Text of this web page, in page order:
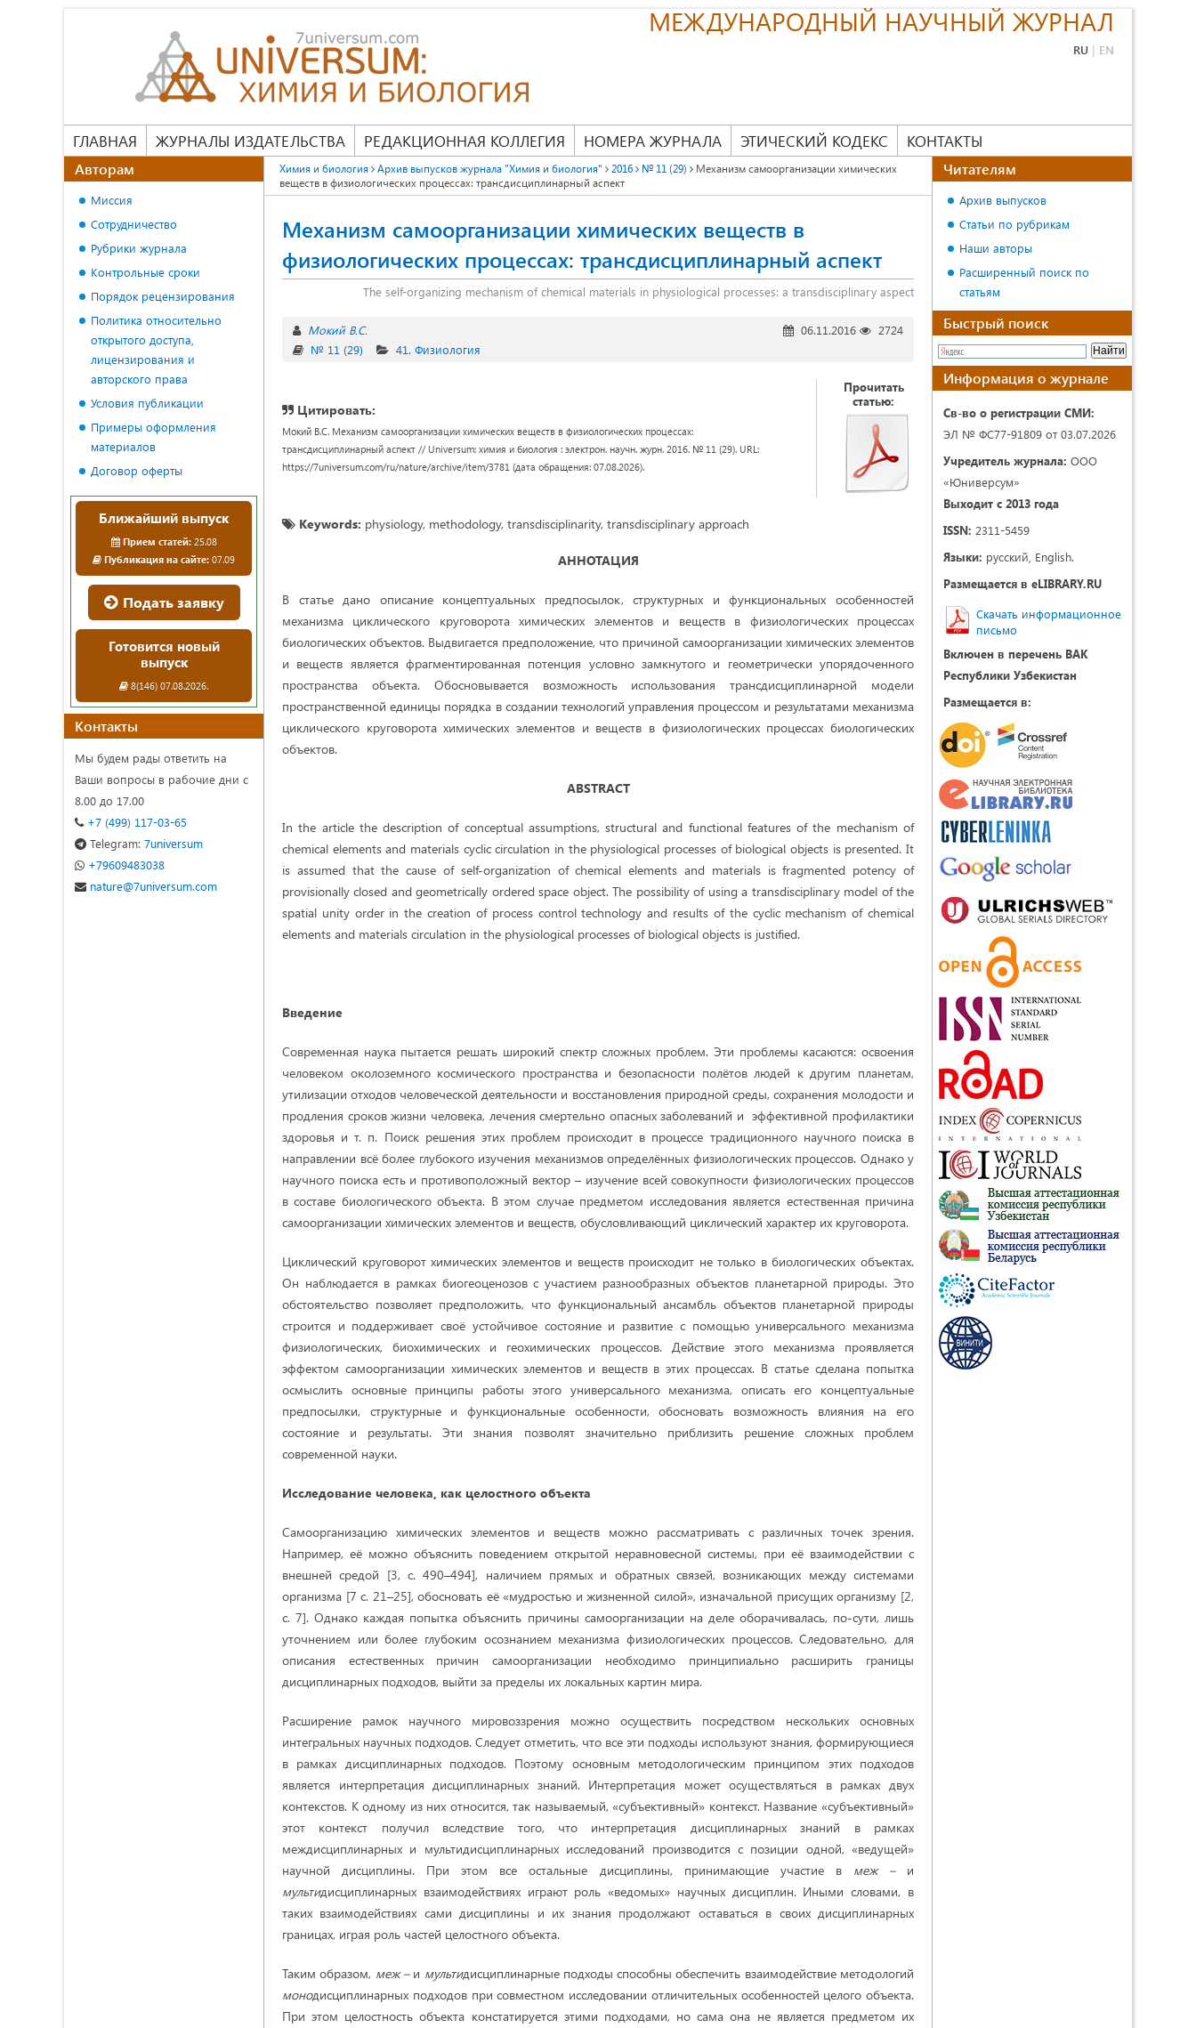
МЕЖДУНАРОДНЫЙ НАУЧНЫЙ ЖУРНАЛ
RU | EN
ГЛАВНАЯ ЖУРНАЛЫ ИЗДАТЕЛЬСТВА РЕДАКЦИОННАЯ КОЛЛЕГИЯ НОМЕРА ЖУРНАЛА ЭТИЧЕСКИЙ КОДЕКС КОНТАКТЫ
Химия и биология Архив выпусков журнала "Химия и биология" 2016 № 11 (29)
Механизм самоорганизации химических
веществ в физиологических процессах: трансдисциплинарный аспект
Механизм самоорганизации химических веществ в
физиологических процессах: трансдисциплинарный аспект
The self-organizing mechanism of chemical materials in physiological processes: a transdisciplinary aspect
Мокий В.С. 06.11.2016
2724
№ 11 (29)
41. Физиология
Цитировать:
Мокий В.С. Механизм самоорганизации химических веществ в физиологических процессах:
трансдисциплинарный аспект // Universum: химия и биология : электрон. научн. журн. 2016. № 11 (29). URL:
https://7universum.com/ru/nature/archive/item/3781 (дата обращения: 07.08.2026).
Прочитать
статью:
Keywords: physiology, methodology, transdisciplinarity, transdisciplinary approach
АННОТАЦИЯ
В статье дано описание концептуальных предпосылок, структурных и функциональных особенностей
механизма циклического круговорота химических элементов и веществ в физиологических процессах
биологических объектов. Выдвигается предположение, что причиной самоорганизации химических элементов
и веществ является фрагментированная потенция условно замкнутого и геометрически упорядоченного
пространства объекта. Обосновывается возможность использования трансдисциплинарной модели
пространственной единицы порядка в создании технологий управления процессом и результатами механизма
циклического круговорота химических элементов и веществ в физиологических процессах биологических
объектов.
ABSTRACT
In the article the description of conceptual assumptions, structural and functional features of the mechanism of
chemical elements and materials cyclic circulation in the physiological processes of biological objects is presented. It
is assumed that the cause of self-organization of chemical elements and materials is fragmented potency of
provisionally closed and geometrically ordered space object. The possibility of using a transdisciplinary model of the
spatial unity order in the creation of process control technology and results of the cyclic mechanism of chemical
elements and materials circulation in the physiological processes of biological objects is justified.
Введение
Современная наука пытается решать широкий спектр сложных проблем. Эти проблемы касаются: освоения
человеком околоземного космического пространства и безопасности полётов людей к другим планетам,
утилизации отходов человеческой деятельности и восстановления природной среды, сохранения молодости и
продления сроков жизни человека, лечения смертельно опасных заболеваний и эффективной профилактики
здоровья и т. п. Поиск решения этих проблем происходит в процессе традиционного научного поиска в
направлении всё более глубокого изучения механизмов определённых физиологических процессов. Однако у
научного поиска есть и противоположный вектор – изучение всей совокупности физиологических процессов
в составе биологического объекта. В этом случае предметом исследования является естественная причина
самоорганизации химических элементов и веществ, обусловливающий циклический характер их круговорота.
Циклический круговорот химических элементов и веществ происходит не только в биологических объектах.
Он наблюдается в рамках биогеоценозов с участием разнообразных объектов планетарной природы. Это
обстоятельство позволяет предположить, что функциональный ансамбль объектов планетарной природы
строится и поддерживает своё устойчивое состояние и развитие с помощью универсального механизма
физиологических, биохимических и геохимических процессов. Действие этого механизма проявляется
эффектом самоорганизации химических элементов и веществ в этих процессах. В статье сделана попытка
осмыслить основные принципы работы этого универсального механизма, описать его концептуальные
предпосылки, структурные и функциональные особенности, обосновать возможность влияния на его
состояние и результаты. Эти знания позволят значительно приблизить решение сложных проблем
современной науки.
Исследование человека, как целостного объекта
Самоорганизацию химических элементов и веществ можно рассматривать с различных точек зрения.
Например, её можно объяснить поведением открытой неравновесной системы, при её взаимодействии с
внешней средой [3, с. 490–494], наличием прямых и обратных связей, возникающих между системами
организма [7 с. 21–25], обосновать её «мудростью и жизненной силой», изначальной присущих организму [2,
c. 7]. Однако каждая попытка объяснить причины самоорганизации на деле оборачивалась, по-сути, лишь
уточнением или более глубоким осознанием механизма физиологических процессов. Следовательно, для
описания естественных причин самоорганизации необходимо принципиально расширить границы
дисциплинарных подходов, выйти за пределы их локальных картин мира.
Расширение рамок научного мировоззрения можно осуществить посредством нескольких основных
интегральных научных подходов. Следует отметить, что все эти подходы используют знания, формирующиеся
в рамках дисциплинарных подходов. Поэтому основным методологическим принципом этих подходов
является интерпретация дисциплинарных знаний. Интерпретация может осуществляться в рамках двух
контекстов. К одному из них относится, так называемый, «субъективный» контекст. Название «субъективный»
этот контекст получил вследствие того, что интерпретация дисциплинарных знаний в рамках
междисциплинарных и мультидисциплинарных исследований производится с позиции одной, «ведущей»
научной дисциплины. При этом все остальные дисциплины, принимающие участие в меж –и
мультидисциплинарных взаимодействиях играют роль «ведомых» научных дисциплин. Иными словами, в
таких взаимодействиях сами дисциплины и их знания продолжают оставаться в своих дисциплинарных
границах, играя роль частей целостного объекта.
Таким образом, меж – и мультидисциплинарные подходы способны обеспечить взаимодействие методологий
монодисциплинарных подходов при совместном исследовании отличительных особенностей целого объекта.
При этом целостность объекта констатируется этими подходами, но сама она не является предметом их
Авторам
Миссия
Сотрудничество
Рубрики журнала
Контрольные сроки
Порядок рецензирования
Политика относительно
открытого доступа,
лицензирования и
авторского права
Условия публикации
Примеры оформления
материалов
Договор оферты
Ближайший выпуск
Прием статей:25.08
Публикация на сайте: 07.09
Подать заявку
Готовится новый
выпуск
8(146) 07.08.2026.
Контакты
Мы будем рады ответить на
Ваши вопросы в рабочие дни с
8.00 до 17.00
+7 (499) 117-03-65
Telegram: 7universum
+79609483038
nature@7universum.com
Читателям
Архив выпусков
Статьи по рубрикам
Наши авторы
Расширенный поиск по
статьям
Быстрый поиск
Информация о журнале
Св-во о регистрации СМИ:
ЭЛ № ФС77-91809 от 03.07.2026
Учредитель журнала: ООО
«Юниверсум»
Выходит с 2013 года
ISSN: 2311-5459
Языки: русский, English.
Размещается в eLIBRARY.RU
Скачать информационное
письмо
Включен в перечень ВАК
Республики Узбекистан
Размещается в: